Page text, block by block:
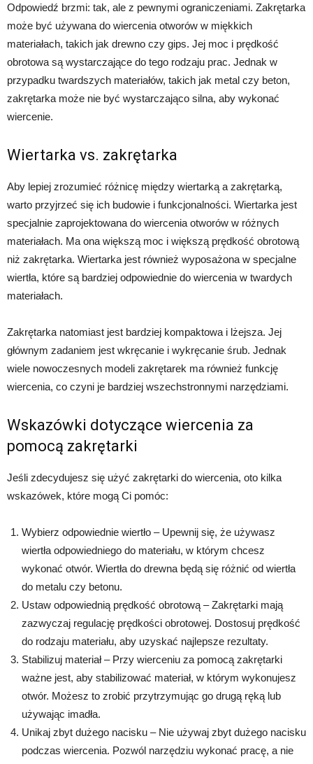
Odpowiedź brzmi: tak, ale z pewnymi ograniczeniami. Zakrętarka
może być używana do wiercenia otworów w miękkich
materiałach, takich jak drewno czy gips. Jej moc i prędkość
obrotowa są wystarczające do tego rodzaju prac. Jednak w
przypadku twardszych materiałów, takich jak metal czy beton,
zakrętarka może nie być wystarczająco silna, aby wykonać
wiercenie.
Wiertarka vs. zakrętarka
Aby lepiej zrozumieć różnicę między wiertarką a zakrętarką,
warto przyjrzeć się ich budowie i funkcjonalności. Wiertarka jest
specjalnie zaprojektowana do wiercenia otworów w różnych
materiałach. Ma ona większą moc i większą prędkość obrotową
niż zakrętarka. Wiertarka jest również wyposażona w specjalne
wiertła, które są bardziej odpowiednie do wiercenia w twardych
materiałach.
Zakrętarka natomiast jest bardziej kompaktowa i lżejsza. Jej
głównym zadaniem jest wkręcanie i wykręcanie śrub. Jednak
wiele nowoczesnych modeli zakrętarek ma również funkcję
wiercenia, co czyni je bardziej wszechstronnymi narzędziami.
Wskazówki dotyczące wiercenia za
pomocą zakrętarki
Jeśli zdecydujesz się użyć zakrętarki do wiercenia, oto kilka
wskazówek, które mogą Ci pomóc:
Wybierz odpowiednie wiertło – Upewnij się, że używasz
wiertła odpowiedniego do materiału, w którym chcesz
wykonać otwór. Wiertła do drewna będą się różnić od wiertła
do metalu czy betonu.
Ustaw odpowiednią prędkość obrotową – Zakrętarki mają
zazwyczaj regulację prędkości obrotowej. Dostosuj prędkość
do rodzaju materiału, aby uzyskać najlepsze rezultaty.
Stabilizuj materiał – Przy wierceniu za pomocą zakrętarki
ważne jest, aby stabilizować materiał, w którym wykonujesz
otwór. Możesz to zrobić przytrzymując go drugą ręką lub
używając imadła.
Unikaj zbyt dużego nacisku – Nie używaj zbyt dużego nacisku
podczas wiercenia. Pozwól narzędziu wykonać pracę, a nie